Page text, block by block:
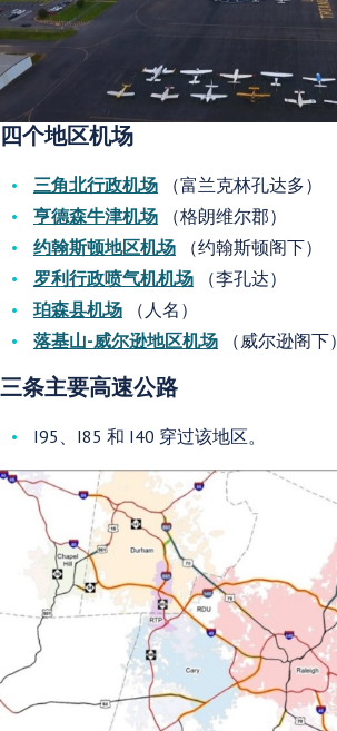
四个地区机场
三角北行政机场 （富兰克林孔达多）
亨德森牛津机场 （格朗维尔郡）
约翰斯顿地区机场 （约翰斯顿阁下）
罗利行政喷气机机场 （李孔达）
珀森县机场 （人名）
落基山-威尔逊地区机场 （威尔逊阁下）
三条主要高速公路
I95、I85 和 I40 穿过该地区。